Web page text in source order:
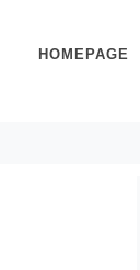
HOMEPAGE